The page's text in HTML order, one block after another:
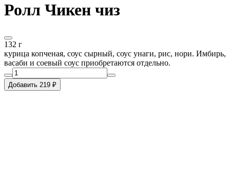
Ролл Чикен чиз
132 г
курица копченая, соус сырный, соус унаги, рис, нори. Имбирь,
васаби и соевый соус приобретаются отдельно.
Добавить 219 ₽